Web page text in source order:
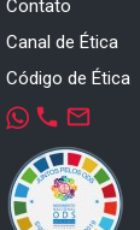
Contato
Canal de Ética
Código de Ética
phone mail_outline